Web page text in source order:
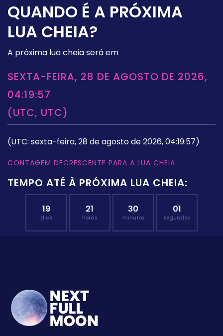
QUANDO É A PRÓXIMA
LUA CHEIA?
A próxima lua cheia será em
SEXTA-FEIRA, 28 DE AGOSTO DE 2026,
04:19:57
(UTC, UTC)
(UTC: sexta-feira, 28 de agosto de 2026, 04:19:57)
CONTAGEM DECRESCENTE PARA A LUA CHEIA
TEMPO ATÉ À PRÓXIMA LUA CHEIA:
19
dias
21
horas
30
minutos
01
segundos